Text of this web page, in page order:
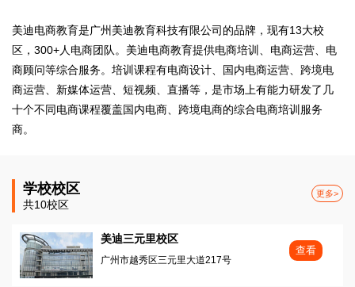
美迪电商教育是广州美迪教育科技有限公司的品牌，现有13大校
区，300+人电商团队。美迪电商教育提供电商培训、电商运营、电
商顾问等综合服务。培训课程有电商设计、国内电商运营、跨境电
商运营、新媒体运营、短视频、直播等，是市场上有能力研发了几
十个不同电商课程覆盖国内电商、跨境电商的综合电商培训服务
商。
学校校区
共10校区
更多>
美迪三元里校区
广州市越秀区三元里大道217号
查看